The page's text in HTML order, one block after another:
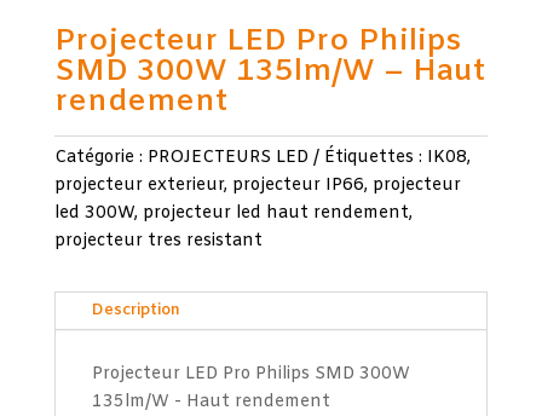
Projecteur LED Pro Philips
SMD 300W 135lm/W – Haut
rendement
Catégorie : PROJECTEURS LED Étiquettes : IK08,
projecteur exterieur, projecteur IP66, projecteur
led 300W, projecteur led haut rendement,
projecteur tres resistant
Description
Projecteur LED Pro Philips SMD 300W
135lm/W - Haut rendement